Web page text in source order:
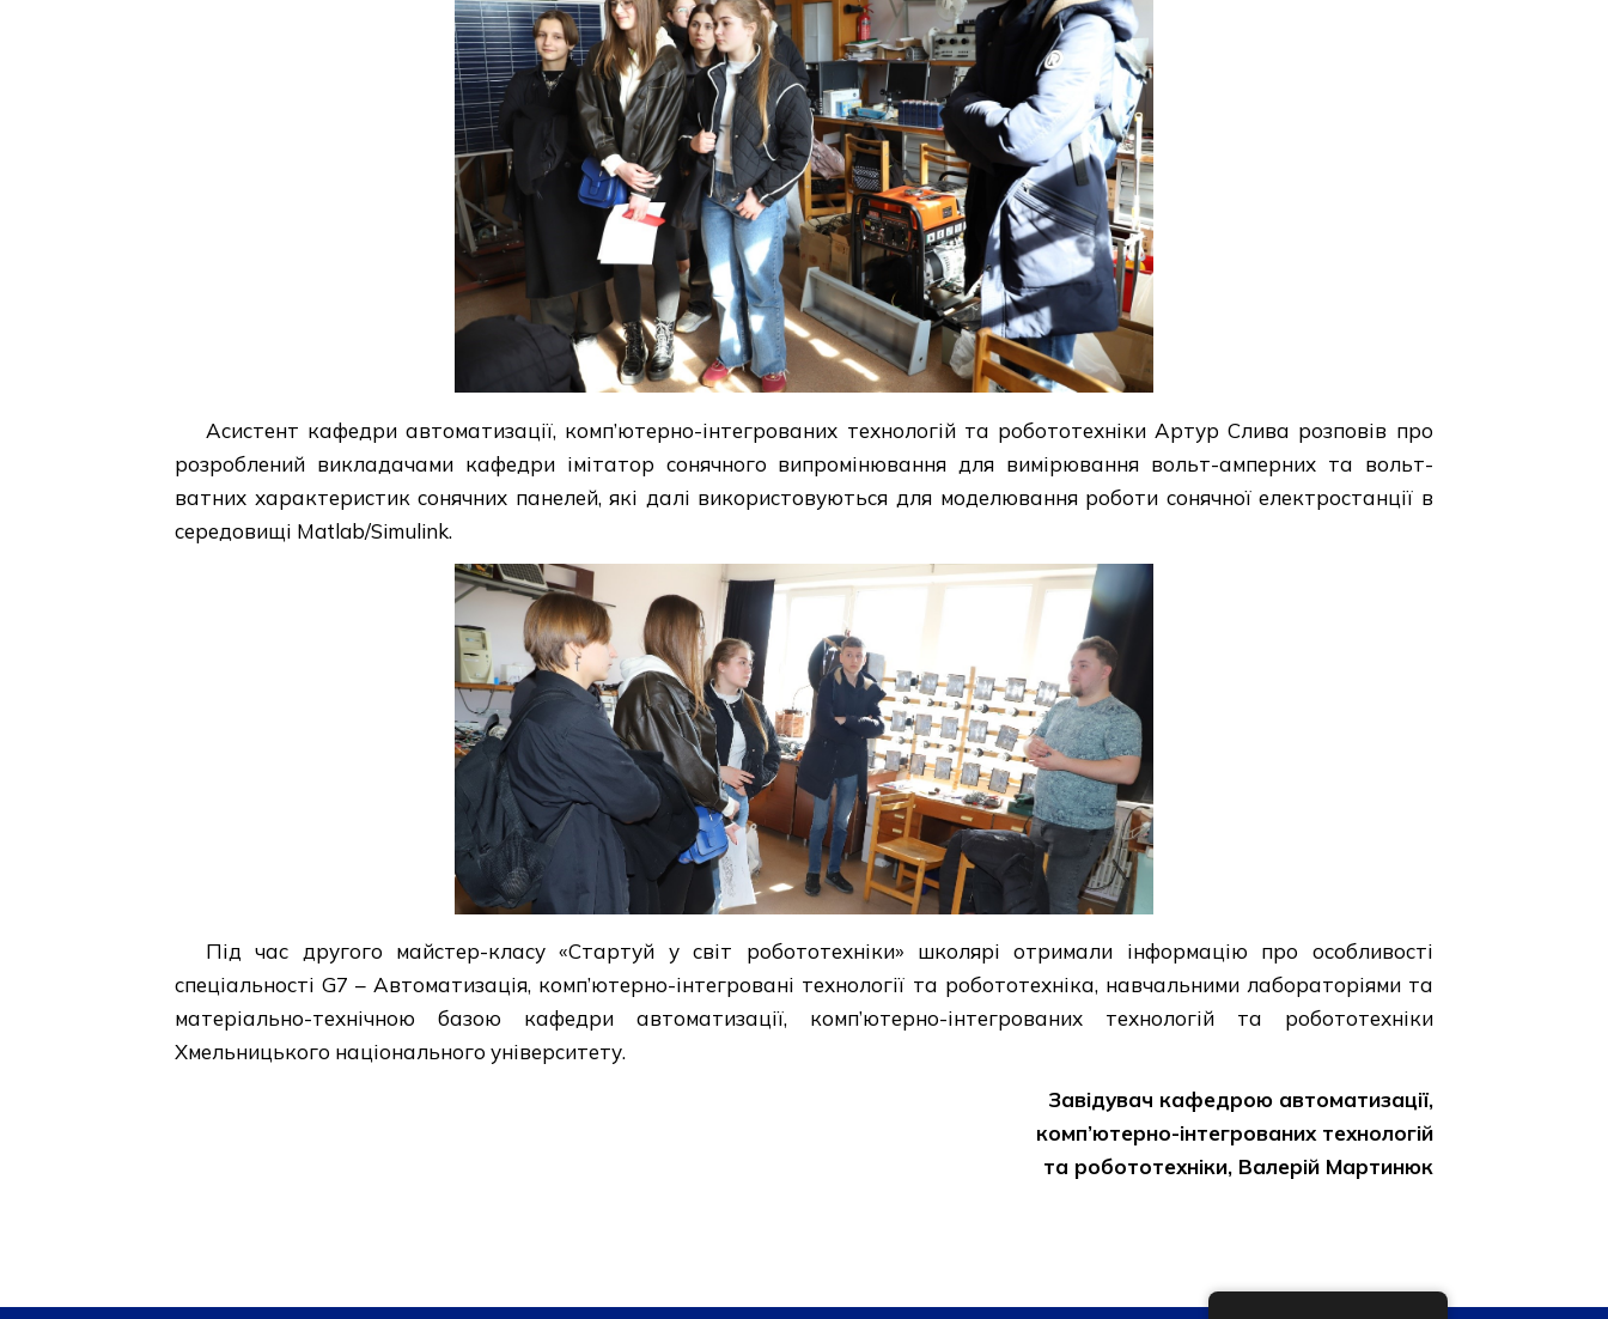
Асистент кафедри автоматизації, комп’ютерно-інтегрованих технологій та робототехніки Артур Слива розповів про
розроблений викладачами кафедри імітатор сонячного випромінювання для вимірювання вольт-амперних та вольт-
ватних характеристик сонячних панелей, які далі використовуються для моделювання роботи сонячної електростанції в
середовищі Matlab/Simulink.
Під час другого майстер-класу «Стартуй у світ робототехніки» школярі отримали інформацію про особливості
спеціальності G7 – Автоматизація, комп’ютерно-інтегровані технології та робототехніка, навчальними лабораторіями та
матеріально-технічною базою кафедри автоматизації, комп’ютерно-інтегрованих технологій та робототехніки
Хмельницького національного університету.
Завідувач кафедрою автоматизації,
комп’ютерно-інтегрованих технологій
та робототехніки, Валерій Мартинюк